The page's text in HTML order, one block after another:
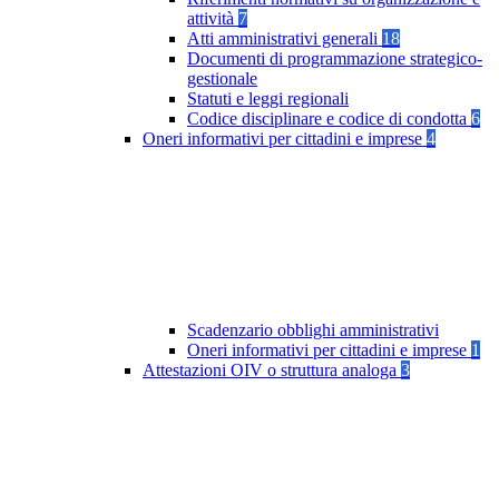
attività 7
Atti amministrativi generali 18
Documenti di programmazione strategico-
gestionale
Statuti e leggi regionali
Codice disciplinare e codice di condotta 6
Oneri informativi per cittadini e imprese 4
Scadenzario obblighi amministrativi
Oneri informativi per cittadini e imprese 1
Attestazioni OIV o struttura analoga 3